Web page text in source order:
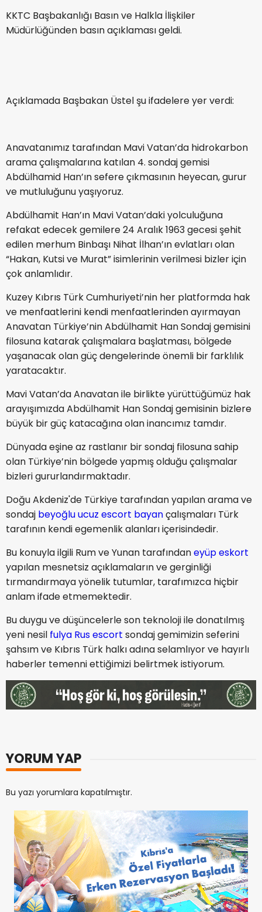
KKTC Başbakanlığı Basın ve Halkla İlişkiler
Müdürlüğünden basın açıklaması geldi.
Açıklamada Başbakan Üstel şu ifadelere yer verdi:
Anavatanımız tarafından Mavi Vatan’da hidrokarbon
arama çalışmalarına katılan 4. sondaj gemisi
Abdülhamid Han’ın sefere çıkmasının heyecan, gurur
ve mutluluğunu yaşıyoruz.
Abdülhamit Han’ın Mavi Vatan’daki yolculuğuna
refakat edecek gemilere 24 Aralık 1963 gecesi şehit
edilen merhum Binbaşı Nihat İlhan’ın evlatları olan
“Hakan, Kutsi ve Murat” isimlerinin verilmesi bizler için
çok anlamlıdır.
Kuzey Kıbrıs Türk Cumhuriyeti’nin her platformda hak
ve menfaatlerini kendi menfaatlerinden ayırmayan
Anavatan Türkiye’nin Abdülhamit Han Sondaj gemisini
filosuna katarak çalışmalara başlatması, bölgede
yaşanacak olan güç dengelerinde önemli bir farklılık
yaratacaktır.
Mavi Vatan’da Anavatan ile birlikte yürüttüğümüz hak
arayışımızda Abdülhamit Han Sondaj gemisinin bizlere
büyük bir güç katacağına olan inancımız tamdır.
Dünyada eşine az rastlanır bir sondaj filosuna sahip
olan Türkiye’nin bölgede yapmış olduğu çalışmalar
bizleri gururlandırmaktadır.
Doğu Akdeniz'de Türkiye tarafından yapılan arama ve
sondaj beyoğlu ucuz escort bayançalışmaları Türk
tarafının kendi egemenlik alanları içerisindedir.
Bu konuyla ilgili Rum ve Yunan tarafındaneyüp eskort
yapılan mesnetsiz açıklamaların ve gerginliği
tırmandırmaya yönelik tutumlar, tarafımızca hiçbir
anlam ifade etmemektedir.
Bu duygu ve düşüncelerle son teknoloji ile donatılmış
yeni nesil fulya Rus escort sondaj gemimizin seferini
şahsım ve Kıbrıs Türk halkı adına selamlıyor ve hayırlı
haberler temenni ettiğimizi belirtmek istiyorum.
YORUM YAP
Bu yazı yorumlara kapatılmıştır.